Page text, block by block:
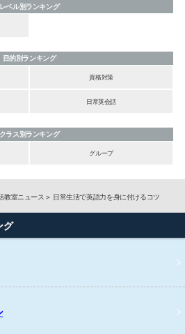
レベル別ランキング
目的別ランキング
資格対策
日常英会話
クラス別ランキング
グループ
教室ニュース 日常生活で英語力を身に付けるコツ
グ